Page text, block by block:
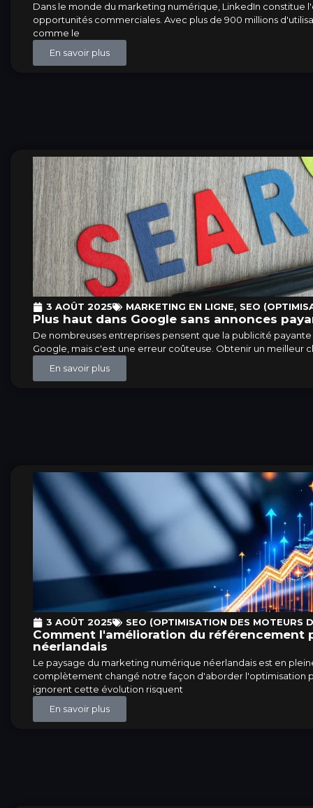
Dans le monde du marketing numérique, LinkedIn constitue
opportunités commerciales. Avec plus de 900 millions
comme le
En savoir plus
3 AOÛT 2025 MARKETING EN LIGNE, SEO
Plus haut dans Google sans annonces
De nombreuses entreprises pensent que la publicité
Google, mais c'est une erreur coûteuse. Obtenir un meilleur
En savoir plus
3 AOÛT 2025 SEO (OPTIMISATION DES MOTEURS
Comment l'amélioration du référencement
néerlandais
Le paysage du marketing numérique néerlandais est en
complètement changé notre façon d'aborder l'optimisation
ignorent cette évolution risquent
En savoir plus